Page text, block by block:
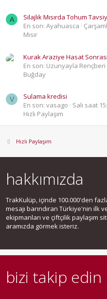
A
Silajlık Mısırda Tohum
En son: Ayahuasca
Mısır
Kurak Araziye Hasat
En son: Uzunyayla Rençberi
Buğday
V
Sulama kredisi
En son: vasago
Salı saat
Hızlı Paylaşım
Hızlı Paylaşım
hakkımızda
TrakKulüp, içinde 100.000'den
mesajı barındıran Türkiye'nin ilk
ekipmanları ve çiftçilik paylaşım
aramızda görmek isteriz.
bizi takip edin